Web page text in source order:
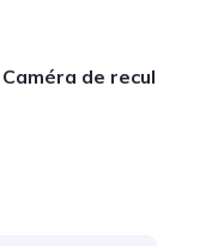
de recul